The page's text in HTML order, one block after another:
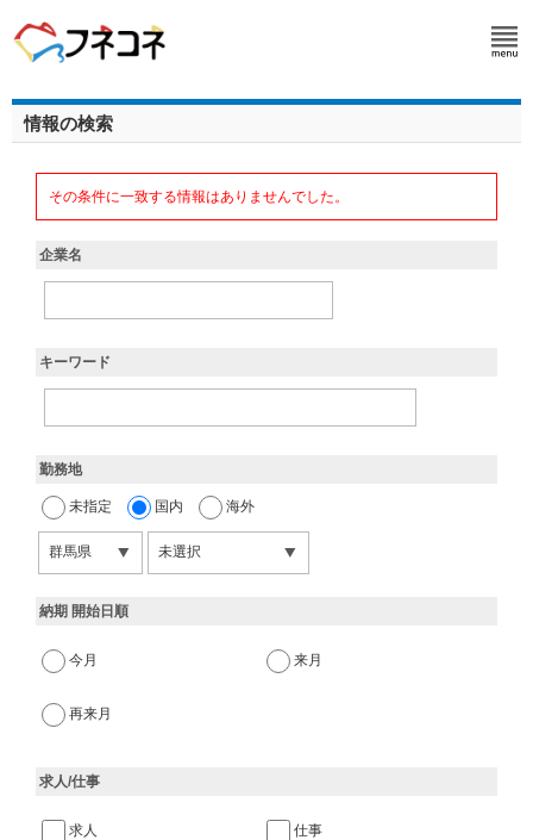
情報の検索
その条件に一致する情報はありませんでした。
企業名
キーワード
勤務地
未指定 国内 海外
納期 開始日順
今月 来月
再来月
求人/仕事
求人 仕事